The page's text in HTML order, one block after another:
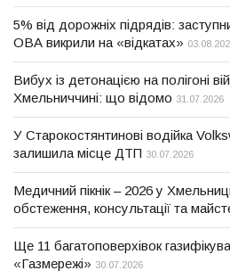
5% від дорожніх підрядів:
ОВА викрили на «відкатах»
Вибух із детонацією на полігоні
Хмельниччині: що відомо 31.07.2026
У Старокостянтинові водійка
залишила місце ДТП 30.07.2026
Медичний пікнік – 2026 у
обстеження, консультації та
Ще 11 багатоповерхівок
«Газмережі» 30.07.2026